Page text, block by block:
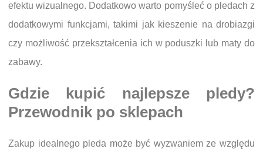
efektu wizualnego. Dodatkowo warto pomyśleć o pledach z
dodatkowymi funkcjami, takimi jak kieszenie na drobiazgi
czy możliwość przekształcenia ich w poduszki lub maty do
zabawy.
Gdzie kupić najlepsze pledy?
Przewodnik po sklepach
Zakup idealnego pleda może być wyzwaniem ze względu